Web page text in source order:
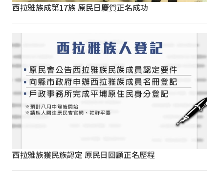
西拉雅族成第17族 原民日慶賀正名成功
西拉雅族獲民族認定 原民日回顧正名歷程